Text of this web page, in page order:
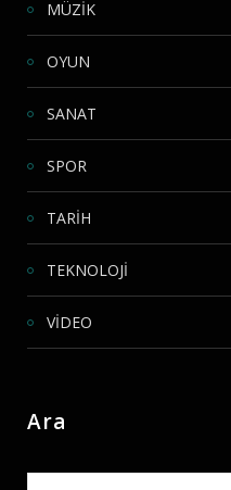
MÜZİK
OYUN
SANAT
SPOR
TARİH
TEKNOLOJİ
VİDEO
Ara